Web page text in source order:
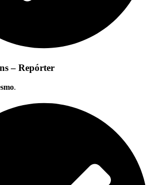
– Repórter
.